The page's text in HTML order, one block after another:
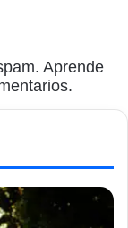
Aprende